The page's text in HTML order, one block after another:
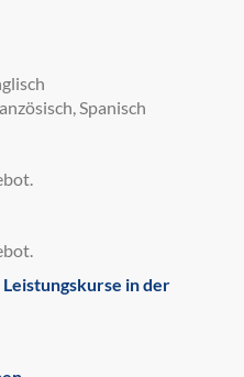
Spanisch
in der